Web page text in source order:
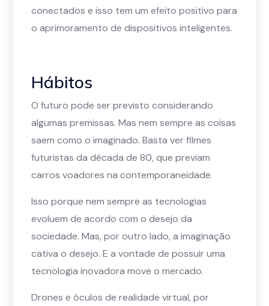
conectados e isso tem um efeito positivo para
o aprimoramento de dispositivos inteligentes.
Hábitos
O futuro pode ser previsto considerando
algumas premissas. Mas nem sempre as coisas
saem como o imaginado. Basta ver filmes
futuristas da década de 80, que previam
carros voadores na contemporaneidade.
Isso porque nem sempre as tecnologias
evoluem de acordo com o desejo da
sociedade. Mas, por outro lado, a imaginação
cativa o desejo. E a vontade de possuir uma
tecnologia inovadora move o mercado.
Drones e óculos de realidade virtual, por